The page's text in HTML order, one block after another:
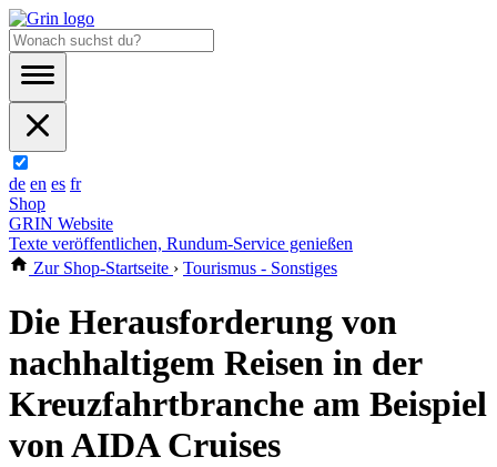
de en es fr
Shop
GRIN Website
Texte veröffentlichen, Rundum-Service genießen
Zur Shop-Startseite › Tourismus - Sonstiges
Die Herausforderung von
nachhaltigem Reisen in der
Kreuzfahrtbranche am Beispiel
von AIDA Cruises